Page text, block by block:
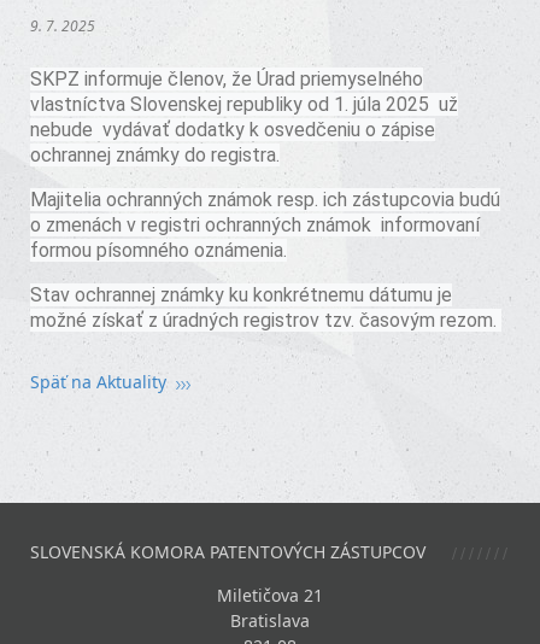
9. 7. 2025
SKPZ informuje členov, že Úrad priemyselného
vlastníctva Slovenskej republiky od 1. júla 2025 už
nebude vydávať dodatky k osvedčeniu o zápise
ochrannej známky do registra.
Majitelia ochranných známok resp. ich zástupcovia budú
o zmenách v registri ochranných známok informovaní
formou písomného oznámenia.
Stav ochrannej známky ku konkrétnemu dátumu je
možné získať z úradných registrov tzv. časovým rezom.
Späť na Aktuality
SLOVENSKÁ KOMORA PATENTOVÝCH ZÁSTUPCOV
Miletičova 21
Bratislava